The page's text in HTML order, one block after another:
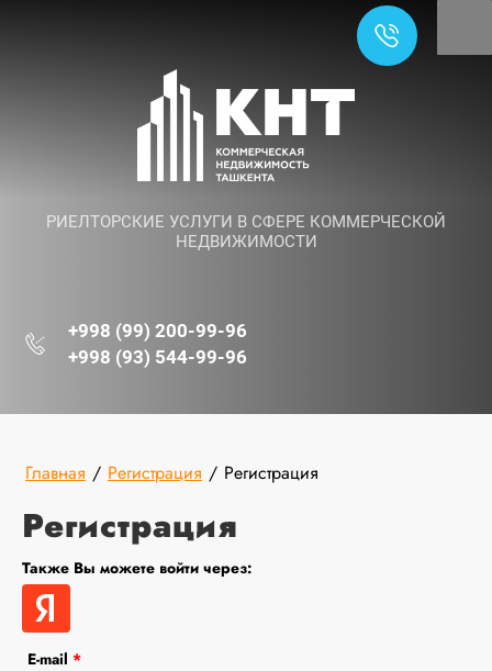
РИЕЛТОРСКИЕ УСЛУГИ В СФЕРЕ КОММЕРЧЕСКОЙ
НЕДВИЖИМОСТИ
+998 (99) 200-99-96
+998 (93) 544-99-96
Главная / Регистрация / Регистрация
Регистрация
E-mail*
Также Вы можете войти через: